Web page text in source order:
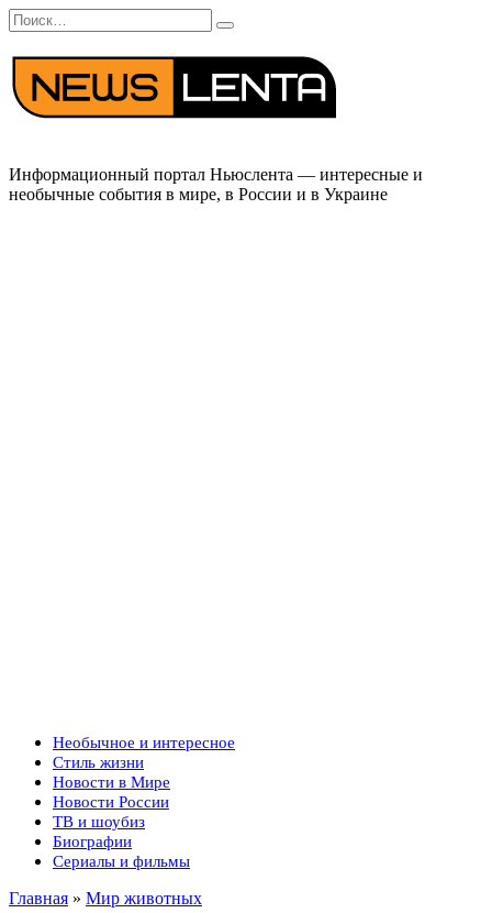
Перейти
к
содержанию
Search
for:
Информационный портал Ньюслента — интересные и
необычные события в мире, в России и в Украине
Необычное и интересное
Стиль жизни
Новости в Мире
Новости России
ТВ и шоубиз
Биографии
Сериалы и фильмы
Главная » Мир животных